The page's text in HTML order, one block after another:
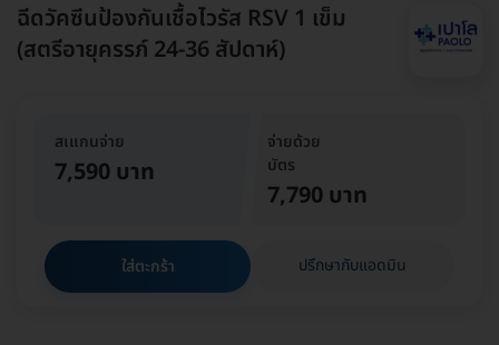
ฉีดวัคซีนป้องกันเชื้อไวรัส RSV 1 เข็ม
(สตรีอายุครรภ์ 24-36 สัปดาห์)
จ่ายด้วย
บัตร
7,790 บาท
สเแกนจ่าย
7,590 บาท
ใส่ตะกร้า ปรึกษากับแอดมิน